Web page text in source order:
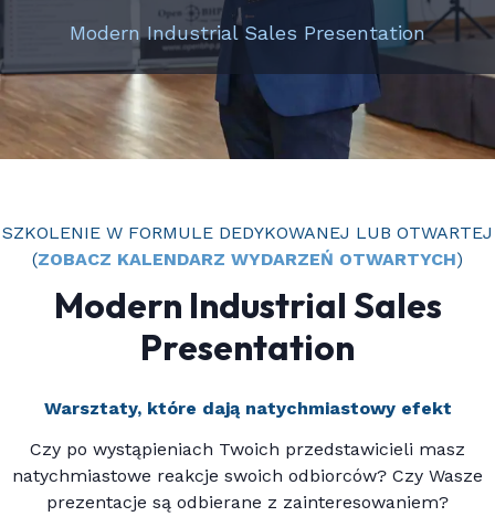
Modern Industrial Sales Presentation
SZKOLENIE W FORMULE DEDYKOWANEJ LUB OTWARTEJ
(ZOBACZ KALENDARZ WYDARZEŃ OTWARTYCH)
Modern Industrial Sales
Presentation
Czy po wystąpieniach Twoich przedstawicieli masz
natychmiastowe reakcje swoich odbiorców? Czy Wasze
prezentacje są odbierane z zainteresowaniem?
Warsztaty, które dają natychmiastowy efekt